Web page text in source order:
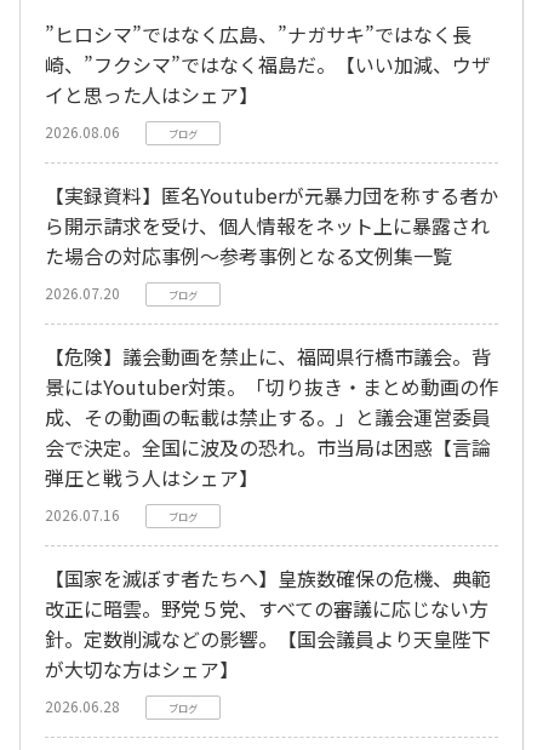
”ヒロシマ”ではなく広島、”ナガサキ”ではなく長
崎、”フクシマ”ではなく福島だ。【いい加減、ウザ
イと思った人はシェア】
2026.08.06 ブログ
【実録資料】匿名Youtuberが元暴力団を称する者か
ら開示請求を受け、個人情報をネット上に暴露され
た場合の対応事例～参考事例となる文例集一覧
2026.07.20 ブログ
【危険】議会動画を禁止に、福岡県行橋市議会。背
景にはYoutuber対策。「切り抜き・まとめ動画の作
成、その動画の転載は禁止する。」と議会運営委員
会で決定。全国に波及の恐れ。市当局は困惑【言論
弾圧と戦う人はシェア】
2026.07.16 ブログ
【国家を滅ぼす者たちへ】皇族数確保の危機、典範
改正に暗雲。野党５党、すべての審議に応じない方
針。定数削減などの影響。【国会議員より天皇陛下
が大切な方はシェア】
2026.06.28 ブログ